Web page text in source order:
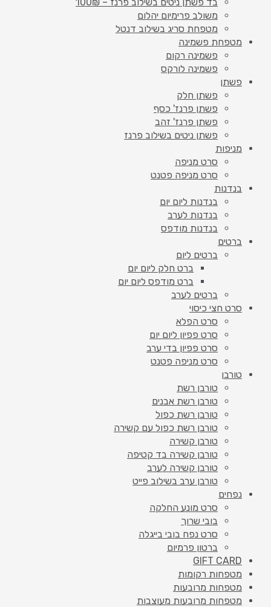
משולב פרימיום יהלום
מטפחת סריג בשילוב דנטל
מטפחת פשמינה
פשמינה רקום
פשמינה לורקס
פשתן
פשתן חלק
פשתן פרנז' כסף
פשתן פרנז' זהב
פשתן ניטים בשילוב פרנז
מניפות
סרט מניפה
סרט מניפה פטנט
בנדנות
בנדנות ליום יום
בנדנות לערב
בנדנות מודפס
ברטים
ברטים ליום
ברט חלק ליום יום
ברט מודפס ליום יום
ברטים לערב
סרט חצי כיסוי
סרט הפלא
סרט פפיון ליום יום
סרט פפיון בדי ערב
סרט מניפה פטנט
טורבן
טורבן רשת
טורבן רשת אבנים
טורבן רשת כפול
טורבן רשת כפול עם קשירה
טורבן קשירה
טורבן קשירה בד קטיפה
טורבן קשירה לערב
טורבן ערב בשילוב פייט
נפחים
סרט מונע החלקה
בובי שרוך
סרט נפח בובי בייגלה
ברטון פרמיום
GIFT CARD
מטפחות רקומות
מטפחות מרובעות
מטפחות מרובעות מעוצבות